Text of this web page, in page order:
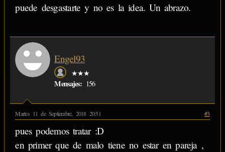
puede desgastarte y no es la idea. Un abrazo.
Engel93
★★★
Mensajes: 156
Martes 11 de Septiembre, 2018 20:51 #3
pues podemos tratar :D
en primer que de malo tiene no estar en pareja ,